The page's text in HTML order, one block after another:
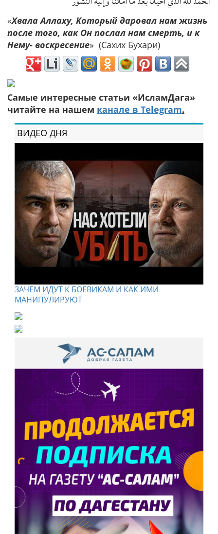
«Хвала Аллаху, Который даровал нам жизнь
после того, как Он послал нам смерть, и к
Нему- воскресение» (Сахих Бухари)
Самые интересные статьи «ИсламДага»
читайте на нашем канале в Telegram.
ВИДЕО ДНЯ
ЗАЧЕМ ИДУТ К БОЕВИКАМ И КАК ИМИ
МАНИПУЛИРУЮТ